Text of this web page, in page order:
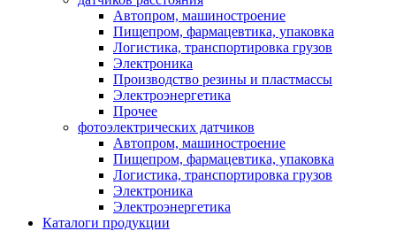
Автопром, машиностроение
Пищепром, фармацевтика, упаковка
Логистика, транспортировка грузов
Электроника
Производство резины и пластмассы
Электроэнергетика
Прочее
фотоэлектрических датчиков
Автопром, машиностроение
Пищепром, фармацевтика, упаковка
Логистика, транспортировка грузов
Электроника
Электроэнергетика
Каталоги продукции